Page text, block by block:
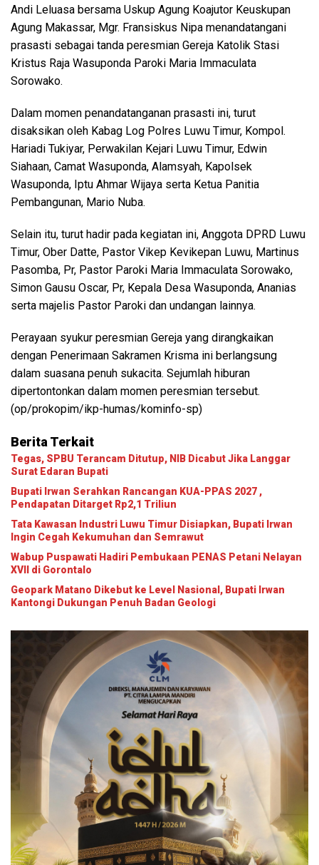
Andi Leluasa bersama Uskup Agung Koajutor Keuskupan
Agung Makassar, Mgr. Fransiskus Nipa menandatangani
prasasti sebagai tanda peresmian Gereja Katolik Stasi
Kristus Raja Wasuponda Paroki Maria Immaculata
Sorowako.
Dalam momen penandatanganan prasasti ini, turut
disaksikan oleh Kabag Log Polres Luwu Timur, Kompol.
Hariadi Tukiyar, Perwakilan Kejari Luwu Timur, Edwin
Siahaan, Camat Wasuponda, Alamsyah, Kapolsek
Wasuponda, Iptu Ahmar Wijaya serta Ketua Panitia
Pembangunan, Mario Nuba.
Selain itu, turut hadir pada kegiatan ini, Anggota DPRD Luwu
Timur, Ober Datte, Pastor Vikep Kevikepan Luwu, Martinus
Pasomba, Pr, Pastor Paroki Maria Immaculata Sorowako,
Simon Gausu Oscar, Pr, Kepala Desa Wasuponda, Ananias
serta majelis Pastor Paroki dan undangan lainnya.
Perayaan syukur peresmian Gereja yang dirangkaikan
dengan Penerimaan Sakramen Krisma ini berlangsung
dalam suasana penuh sukacita. Sejumlah hiburan
dipertontonkan dalam momen peresmian tersebut.
(op/prokopim/ikp-humas/kominfo-sp)
Berita Terkait
Tegas, SPBU Terancam Ditutup, NIB Dicabut Jika Langgar
Surat Edaran Bupati
Bupati Irwan Serahkan Rancangan KUA-PPAS 2027 ,
Pendapatan Ditarget Rp2,1 Triliun
Tata Kawasan Industri Luwu Timur Disiapkan, Bupati Irwan
Ingin Cegah Kekumuhan dan Semrawut
Wabup Puspawati Hadiri Pembukaan PENAS Petani Nelayan
XVII di Gorontalo
Geopark Matano Dikebut ke Level Nasional, Bupati Irwan
Kantongi Dukungan Penuh Badan Geologi